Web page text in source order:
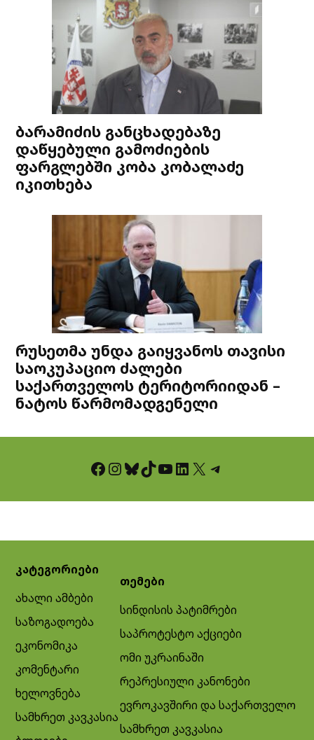
ბარამიძის განცხადებაზე
დაწყებული გამოძიების
ფარგლებში კობა კობალაძე
იკითხება
რუსეთმა უნდა გაიყვანოს თავისი
საოკუპაციო ძალები
საქართველოს ტერიტორიიდან –
ნატოს წარმომადგენელი
Facebook InstagramBluesky TikTok YouTube LinkedIn X Telegram
კატეგორიები
ახალი ამბები
საზოგადოება
ეკონომიკა
კომენტარი
ხელოვნება
სამხრეთ კავკასია
თემები
სინდისის პატიმრები
საპროტესტო აქციები
ომი უკრაინაში
რეპრესიული კანონები
ევროკავშირი და საქართველო
სამხრეთ კავკასია